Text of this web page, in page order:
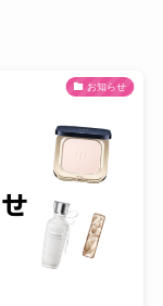
お知らせ